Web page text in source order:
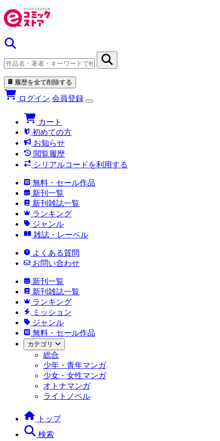
履歴を全て削除する
ログイン 会員登録
カート
初めての方
お知らせ
閲覧履歴
シリアルコードを利用する
無料・セール作品
新刊一覧
新刊雑誌一覧
ランキング
ジャンル
雑誌・レーベル
よくある質問
お問い合わせ
新刊一覧
新刊雑誌一覧
ランキング
ミッション
ジャンル
無料・セール作品
カテゴリ
総合
少年・青年マンガ
少女・女性マンガ
オトナマンガ
ライトノベル
トップ
検索